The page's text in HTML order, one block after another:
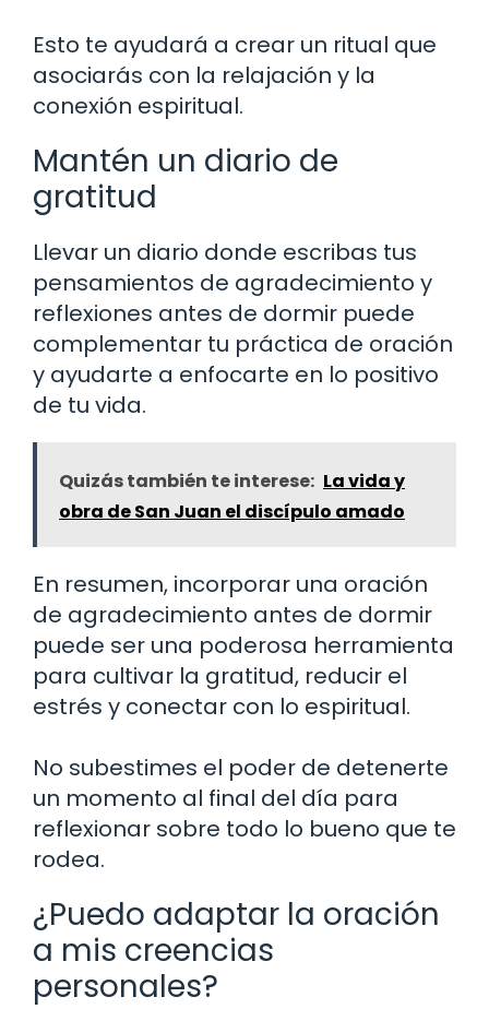
Esto te ayudará a crear un ritual que
asociarás con la relajación y la
conexión espiritual.
Mantén un diario de
gratitud
Llevar un diario donde escribas tus
pensamientos de agradecimiento y
reflexiones antes de dormir puede
complementar tu práctica de oración
y ayudarte a enfocarte en lo positivo
de tu vida.
Quizás también te interese: La vida y
obra de San Juan el discípulo amado
En resumen, incorporar una oración
de agradecimiento antes de dormir
puede ser una poderosa herramienta
para cultivar la gratitud, reducir el
estrés y conectar con lo espiritual.
No subestimes el poder de detenerte
un momento al final del día para
reflexionar sobre todo lo bueno que te
rodea.
¿Puedo adaptar la oración
a mis creencias
personales?